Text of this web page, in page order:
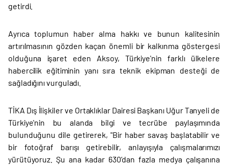
getirdi.
Ayrıca toplumun haber alma hakkı ve bunun kalitesinin
artırılmasının gözden kaçan önemli bir kalkınma göstergesi
olduğuna işaret eden Aksoy, Türkiye'nin farklı ülkelere
habercilik eğitiminin yanı sıra teknik ekipman desteği de
sağladığını vurguladı.
TİKA Dış İlişkiler ve Ortaklıklar Dairesi Başkanı Uğur Tanyeli de
Türkiye'nin bu alanda bilgi ve tecrübe paylaşımında
bulunduğunu dile getirerek, "Bir haber savaş başlatabilir ve
bir fotoğraf barışı getirebilir, anlayışıyla çalışmalarımızı
yürütüyoruz. Şu ana kadar 630’dan fazla medya çalışanına